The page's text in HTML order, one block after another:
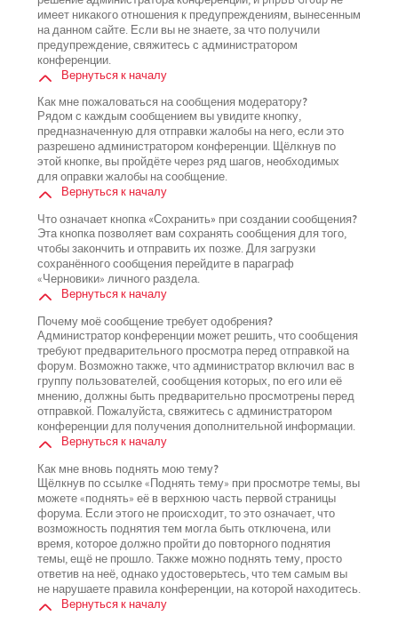
имеет никакого отношения к предупреждениям, вынесенным
на данном сайте. Если вы не знаете, за что получили
предупреждение, свяжитесь с администратором
конференции.
Вернуться к началу
Как мне пожаловаться на сообщения модератору?
Рядом с каждым сообщением вы увидите кнопку,
предназначенную для отправки жалобы на него, если это
разрешено администратором конференции. Щёлкнув по
этой кнопке, вы пройдёте через ряд шагов, необходимых
для оправки жалобы на сообщение.
Вернуться к началу
Что означает кнопка «Сохранить» при создании сообщения?
Эта кнопка позволяет вам сохранять сообщения для того,
чтобы закончить и отправить их позже. Для загрузки
сохранённого сообщения перейдите в параграф
«Черновики» личного раздела.
Вернуться к началу
Почему моё сообщение требует одобрения?
Администратор конференции может решить, что сообщения
требуют предварительного просмотра перед отправкой на
форум. Возможно также, что администратор включил вас в
группу пользователей, сообщения которых, по его или её
мнению, должны быть предварительно просмотрены перед
отправкой. Пожалуйста, свяжитесь с администратором
конференции для получения дополнительной информации.
Вернуться к началу
Как мне вновь поднять мою тему?
Щёлкнув по ссылке «Поднять тему» при просмотре темы, вы
можете «поднять» её в верхнюю часть первой страницы
форума. Если этого не происходит, то это означает, что
возможность поднятия тем могла быть отключена, или
время, которое должно пройти до повторного поднятия
темы, ещё не прошло. Также можно поднять тему, просто
ответив на неё, однако удостоверьтесь, что тем самым вы
не нарушаете правила конференции, на которой находитесь.
Вернуться к началу